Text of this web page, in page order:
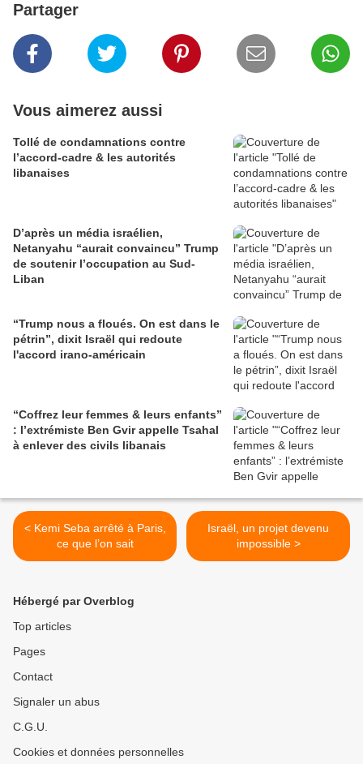
Partager
Vous aimerez aussi
Tollé de condamnations contre
l’accord-cadre & les autorités
libanaises
D’après un média israélien,
Netanyahu “aurait convaincu” Trump
de soutenir l’occupation au Sud-
Liban
“Trump nous a floués. On est dans le
pétrin”, dixit Israël qui redoute
l'accord irano-américain
“Coffrez leur femmes & leurs enfants”
: l’extrémiste Ben Gvir appelle Tsahal
à enlever des civils libanais
< Kemi Seba arrêté à Paris,
ce que l’on sait
Israël, un projet devenu
impossible >
Hébergé par Overblog
Top articles
Pages
Contact
Signaler un abus
C.G.U.
Cookies et données personnelles